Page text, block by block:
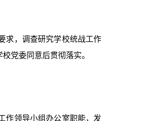
求，调查研究学校统战工作
党委同意后贯彻落实。
作领导小组办公室职能，发